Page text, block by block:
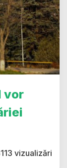
vor
vizualizări